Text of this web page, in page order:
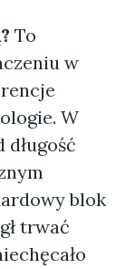
To
w
W
blok
trwać